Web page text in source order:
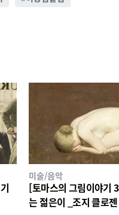
미술/음악
[토마스의 그림이야기 32] 울
는 젊은이 _조지 클로젠